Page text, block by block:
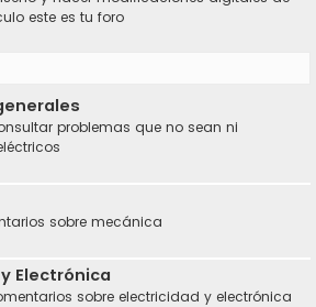
este es tu foro
problemas que no sean ni
sobre mecánica
Electrónica
sobre electricidad y electrónica